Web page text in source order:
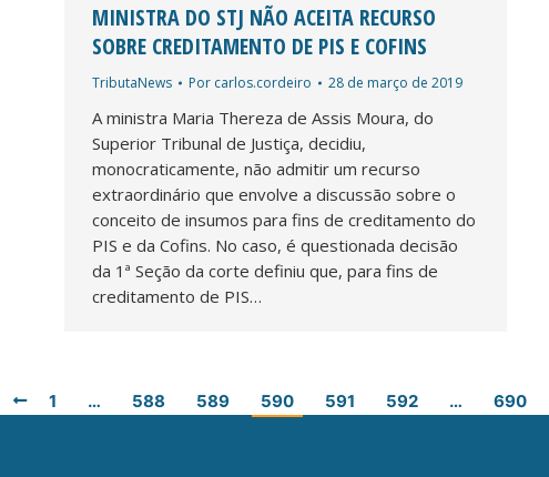
MINISTRA DO STJ NÃO ACEITA RECURSO
SOBRE CREDITAMENTO DE PIS E COFINS
TributaNews Por carlos.cordeiro 28 de março de 2019
A ministra Maria Thereza de Assis Moura, do
Superior Tribunal de Justiça, decidiu,
monocraticamente, não admitir um recurso
extraordinário que envolve a discussão sobre o
conceito de insumos para fins de creditamento do
PIS e da Cofins. No caso, é questionada decisão
da 1ª Seção da corte definiu que, para fins de
creditamento de PIS…
1 … 588 589 590 591 592 … 690